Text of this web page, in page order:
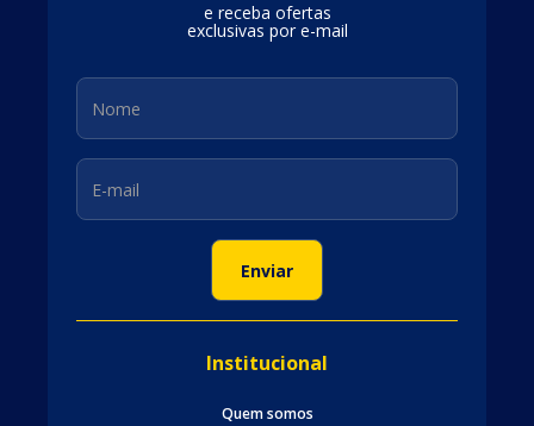
e receba ofertas
exclusivas por e-mail
Institucional
Quem somos